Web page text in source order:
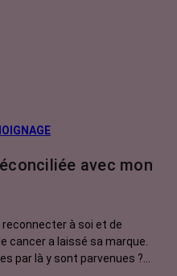
avec mon
reconnecter à soi et de
cancer a laissé sa marque.
par là y sont parvenues ?